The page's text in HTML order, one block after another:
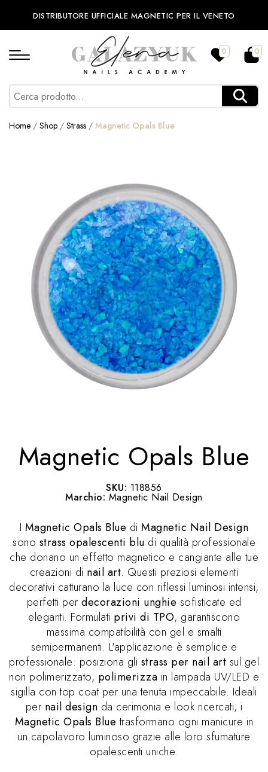
DISTRIBUTORE UFFICIALE MAGNETIC PER IL VENETO
0 0
Home / Shop / Strass / Magnetic Opals Blue
Magnetic Opals Blue
SKU: 118856
Marchio: Magnetic Nail Design
I Magnetic Opals Blue diMagnetic Nail Design
sono strass opalescenti blu di qualità professionale
che donano un effetto magnetico e cangiante alle tue
creazioni di nail art. Questi preziosi elementi
decorativi catturano la luce con riflessi luminosi intensi,
perfetti per decorazioni unghie sofisticate ed
eleganti. Formulati privi di TPO, garantiscono
massima compatibilità con gel e smalti
semipermanenti. L'applicazione è semplice e
professionale: posiziona gli strass per nail art sul gel
non polimerizzato, polimerizza in lampada UV/LED e
sigilla con top coat per una tenuta impeccabile. Ideali
per nail design da cerimonia e look ricercati, i
Magnetic Opals Blue trasformano ogni manicure in
un capolavoro luminoso grazie alle loro sfumature
opalescenti uniche.